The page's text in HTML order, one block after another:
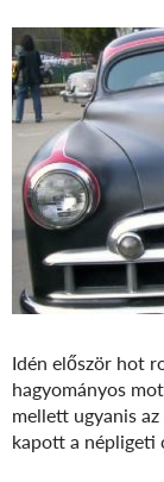
Idén először hot
hagyományos
mellett ugyanis
kapott a népligeti